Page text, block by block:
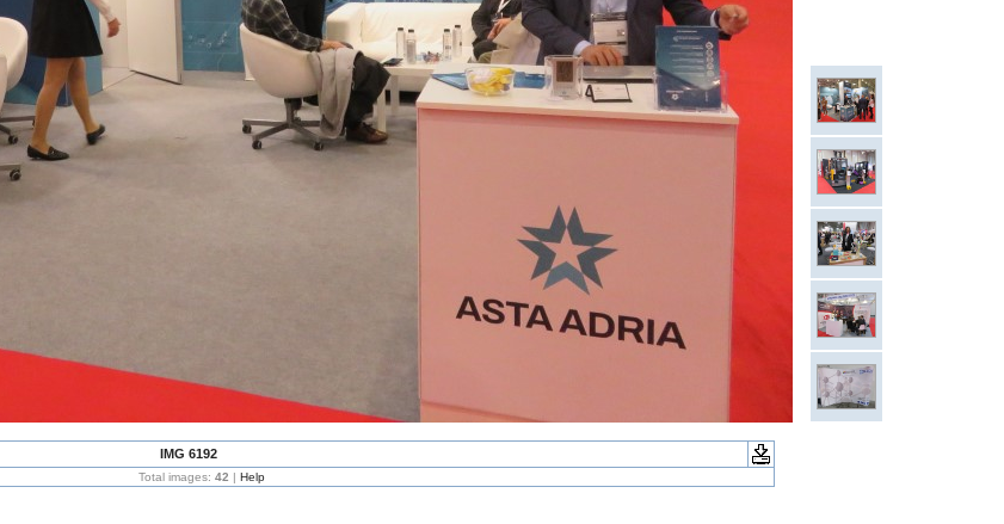
IMG 6192
Total images: 42 | Help